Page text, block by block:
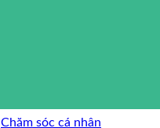
Chăm sóc cá nhân